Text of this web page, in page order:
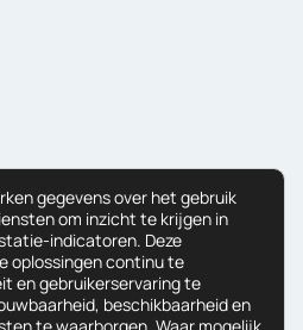
gegevens over het gebruik
om inzicht te krijgen in
indicatoren. Deze
oplossingen continu te
en gebruikerservaring te
beschikbaarheid en